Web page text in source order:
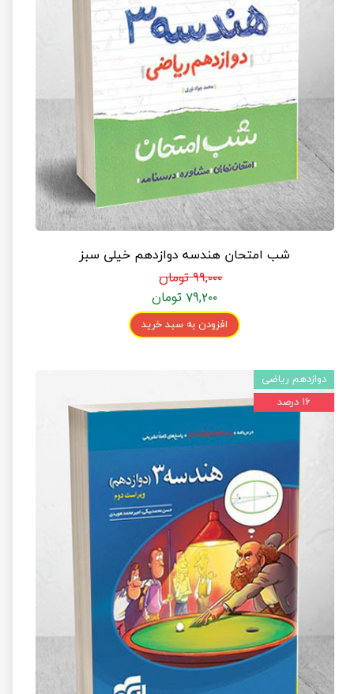
شب امتحان هندسه دوازدهم خیلی سبز
۹۹,۰۰۰ تومان
۷۹,۲۰۰ تومان
افزودن به سبد خرید
دوازدهم ریاضی
۱۶ درصد